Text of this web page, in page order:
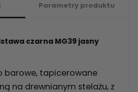
Parametry produktu
czarna MG39 jasny
barowe, tapicerowane
na drewnianym stelażu, z